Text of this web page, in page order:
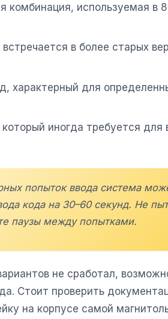
комбинация, используемая в
в более старых
характерный для
иногда требуется для
попыток ввода система
кода на 30–60 секунд. Не
паузы между попытками.
не сработал,
Стоит проверить
на корпусе самой